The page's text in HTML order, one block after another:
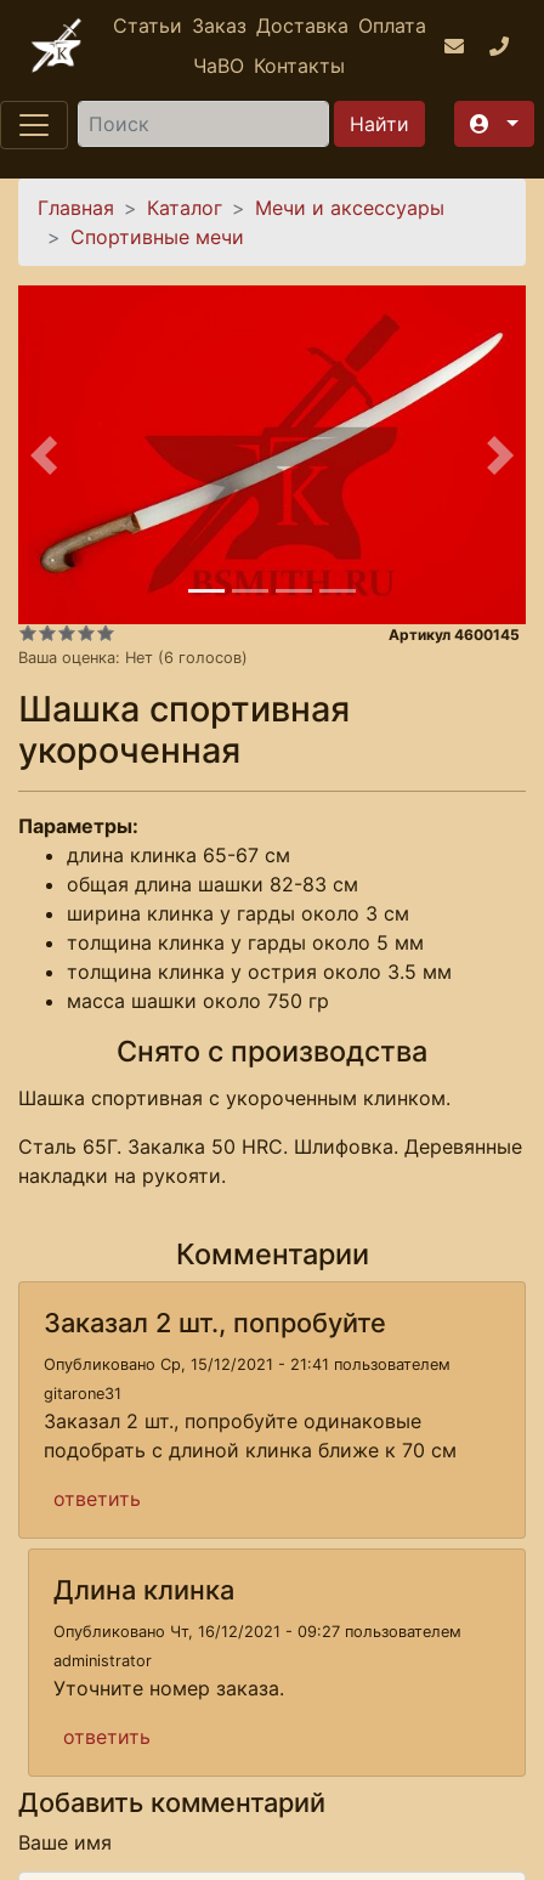
Перейти к основному содержанию
Статьи Заказ Доставка Оплата
ЧаВО Контакты
Найти
Вы здесь
Главная Каталог
Мечи и аксессуары
Спортивные мечи
Предыдущее
Ваша оценка: Нет (6 голосов)
Артикул 4600145
Шашка спортивная
укороченная
Параметры:
длина клинка 65-67 см
общая длина шашки 82-83 см
ширина клинка у гарды около 3 см
толщина клинка у гарды около 5 мм
толщина клинка у острия около 3.5 мм
масса шашки около 750 гр
Снято с производства
Шашка спортивная с укороченным клинком.
Сталь 65Г. Закалка 50 HRC. Шлифовка. Деревянные
накладки на рукояти.
Комментарии
Заказал 2 шт., попробуйте
Опубликовано Ср, 15/12/2021 - 21:41 пользователем
gitarone31
Заказал 2 шт., попробуйте одинаковые
подобрать с длиной клинка ближе к 70 см
ответить
Длина клинка
Опубликовано Чт, 16/12/2021 - 09:27 пользователем
administrator
Уточните номер заказа.
ответить
Добавить комментарий
Ваше имя